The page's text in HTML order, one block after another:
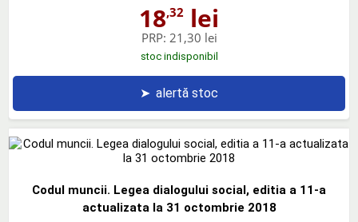
18,32 lei
PRP: 21,30 lei
stoc indisponibil
➤ alertă stoc
Codul muncii. Legea dialogului social, editia a 11-a
actualizata la 31 octombrie 2018